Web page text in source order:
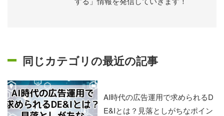
同じカテゴリの最近の記事
AI時代の広告運用で求められるD
E&Iとは？見落としがちなポイン